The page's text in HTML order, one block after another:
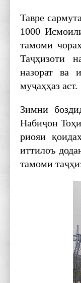
Тавре
1000
тамоми
Таҷҳизоти
назорат ва
муҷаҳҳаз аст.
Зимни
Набиҷон
риояи
иттилоъ
тамоми